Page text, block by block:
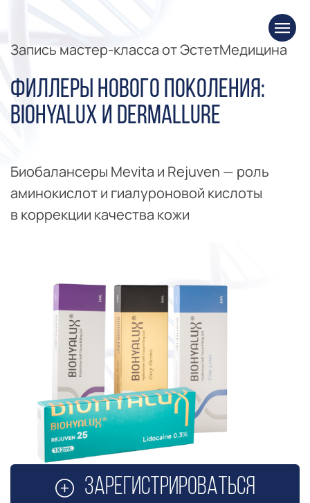
Запись мастер-класса от ЭстетМедицина
Филлеры нового поколения:
Biohyalux и Dermallure
Биобалансеры Mevita и Rejuven — роль
аминокислот и гиалуроновой кислоты
в коррекции качества кожи
Зарегистрироваться